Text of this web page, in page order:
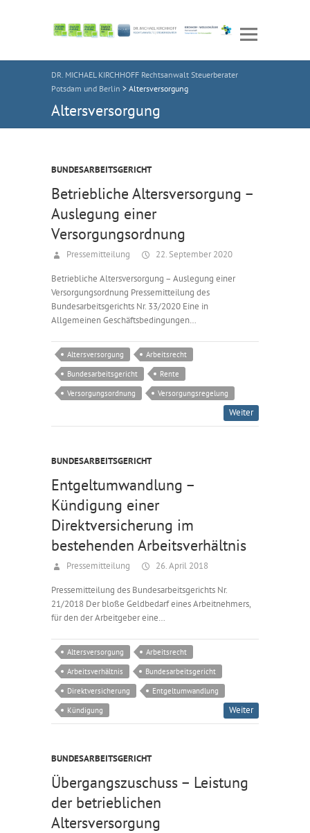
DR. MICHAEL KIRCHHOFF Rechtsanwalt Steuerberater
Potsdam und Berlin > Altersversorgung
Altersversorgung
BUNDESARBEITSGERICHT
Betriebliche Altersversorgung –
Auslegung einer
Versorgungsordnung
Pressemitteilung 22. September 2020
Betriebliche Altersversorgung – Auslegung einer
Versorgungsordnung Pressemitteilung des
Bundesarbeitsgerichts Nr. 33/2020 Eine in
Allgemeinen Geschäftsbedingungen…
Altersversorgung
Arbeitsrecht
Bundesarbeitsgericht
Rente
Versorgungsordnung
Versorgungsregelung
Weiter
BUNDESARBEITSGERICHT
Entgeltumwandlung –
Kündigung einer
Direktversicherung im
bestehenden Arbeitsverhältnis
Pressemitteilung 26. April 2018
Pressemitteilung des Bundesarbeitsgerichts Nr.
21/2018 Der bloße Geldbedarf eines Arbeitnehmers,
für den der Arbeitgeber eine…
Altersversorgung
Arbeitsrecht
Arbeitsverhältnis
Bundesarbeitsgericht
Direktversicherung
Entgeltumwandlung
Kündigung
Weiter
BUNDESARBEITSGERICHT
Übergangszuschuss – Leistung
der betrieblichen
Altersversorgung